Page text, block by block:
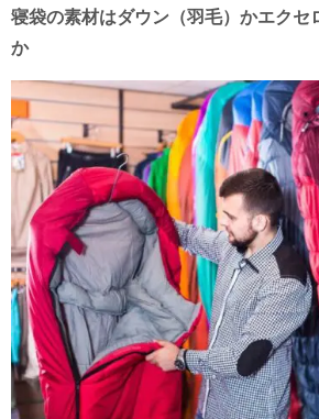
寝袋の素材はダウン（羽毛）かエクセ
か